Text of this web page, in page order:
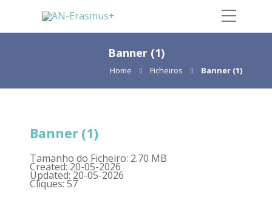
Banner (1)
Home Ficheiros Banner (1)
Banner (1)
Tamanho do Ficheiro: 2.70 MB
Created: 20-05-2026
Updated: 20-05-2026
Cliques: 57